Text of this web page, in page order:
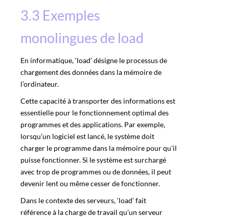
3.3 Exemples
monolingues de load
En informatique, ‘load’ désigne le processus de
chargement des données dans la mémoire de
l’ordinateur.
Cette capacité à transporter des informations est
essentielle pour le fonctionnement optimal des
programmes et des applications. Par exemple,
lorsqu’un logiciel est lancé, le système doit
charger le programme dans la mémoire pour qu’il
puisse fonctionner. Si le système est surchargé
avec trop de programmes ou de données, il peut
devenir lent ou même cesser de fonctionner.
Dans le contexte des serveurs, ‘load’ fait
référence à la charge de travail qu’un serveur